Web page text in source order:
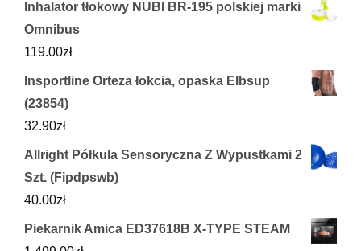
Inhalator tłokowy NUBI BR-195 polskiej marki
Omnibus
119.00zł
Insportline Orteza łokcia, opaska Elbsup
(23854)
32.90zł
Allright Półkula Sensoryczna Z Wypustkami 2
Szt. (Fipdpswb)
40.00zł
Piekarnik Amica ED37618B X-TYPE STEAM